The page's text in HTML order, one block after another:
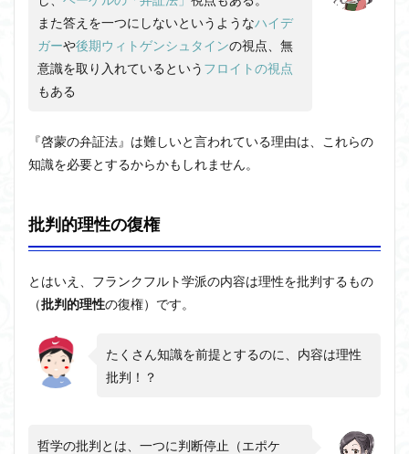
また答えを一つにしないというようなハイデ
ガーや後期ウィトゲンシュタインの視点、無
意識を取り入れているという フロイトの視点
もある
『啓蒙の弁証法』は難しいと言われている理由は、これらの
知識を必要とするからかもしれません。
批判的理性の復権
とはいえ、フランクフルト学派の内容は理性を批判するもの
（批判的理性の復権）です。
たくさん知識を前提とするのに、内容は理性
批判！？
哲学の批判とは、一つに判断停止（エポケ